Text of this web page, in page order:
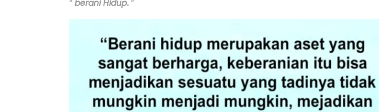
” berani Hidup. “